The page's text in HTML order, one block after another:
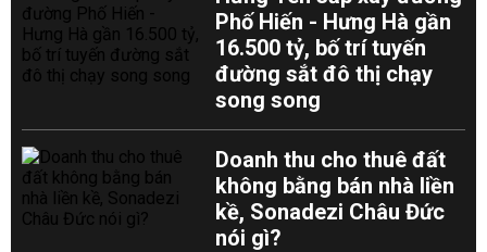
Phố Hiến - Hưng Hà gần
16.500 tỷ, bố trí tuyến
đường sắt đô thị chạy
song song
Doanh thu cho thuê đất
không bằng bán nhà liền
kề, Sonadezi Châu Đức
nói gì?